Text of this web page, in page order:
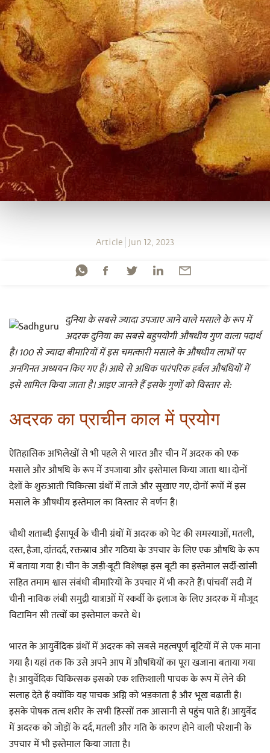
Article Jun 12, 2023
दुनिया के सबसे ज्यादा उपजाए जाने वाले मसाले के रूप में
अदरक दुनिया का सबसे बहुपयोगी औषधीय गुण वाला पदार्थ
है। 100 से ज्यादा बीमारियों में इस चमत्कारी मसाले के औषधीय लाभों पर
अनगिनत अध्ययन किए गए हैं। आधे से अधिक पारंपरिक हर्बल औषधियों में
इसे शामिल किया जाता है। आइए जानते हैं इसके गुणों को विस्तार से:
अदरक का प्राचीन काल में प्रयोग
ऐतिहासिक अभिलेखों से भी पहले से भारत और चीन में अदरक को एक
मसाले और औषधि के रूप में उपजाया और इस्तेमाल किया जाता था। दोनों
देशों के शुरुआती चिकित्सा ग्रंथों में ताजे और सुखाए गए, दोनों रूपों में इस
मसाले के औषधीय इस्तेमाल का विस्तार से वर्णन है।
चौथी शताब्दी ईसापूर्व के चीनी ग्रंथों में अदरक को पेट की समस्याओं, मतली,
दस्त, हैजा, दांतदर्द, रक्तस्राव और गठिया के उपचार के लिए एक औषधि के रूप
में बताया गया है। चीन के जड़ी-बूटी विशेषज्ञ इस बूटी का इस्तेमाल सर्दी-खांसी
सहित तमाम श्वास संबंधी बीमारियों के उपचार में भी करते हैं। पांचवीं सदी में
चीनी नाविक लंबी समुद्री यात्राओं में स्कर्वी के इलाज के लिए अदरक में मौजूद
विटामिन सी तत्वों का इस्तेमाल करते थे।
भारत के आयुर्वेदिक ग्रंथों में अदरक को सबसे महत्वपूर्ण बूटियों में से एक माना
गया है। यहां तक कि उसे अपने आप में औषधियों का पूरा खजाना बताया गया
है। आयुर्वेदिक चिकित्सक इसको एक शक्तिशाली पाचक के रूप में लेने की
सलाह देते हैं क्योंकि यह पाचक अग्नि को भड़काता है और भूख बढ़ाती है।
इसके पोषक तत्व शरीर के सभी हिस्सों तक आसानी से पहुंच पाते हैं। आयुर्वेद
में अदरक को जोड़ों के दर्द, मतली और गति के कारण होने वाली परेशानी के
उपचार में भी इस्तेमाल किया जाता है।